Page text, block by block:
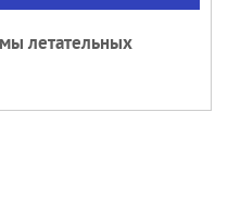
летательных